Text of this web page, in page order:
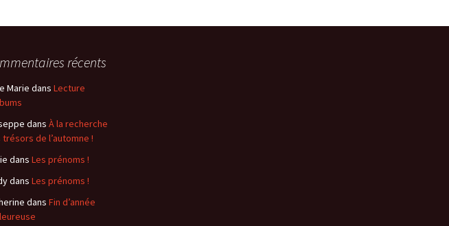
récents
Marie dans Lecture
dans À la recherche
de l’automne !
dans Les prénoms !
dans Les prénoms !
dans Fin d’année